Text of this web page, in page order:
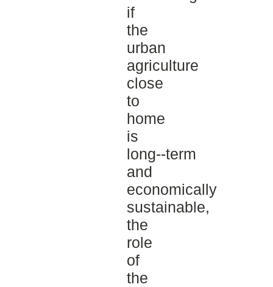
if
the
urban
agriculture
close
to
home
is
long-­‐term
and
economically
sustainable,
the
role
of
the